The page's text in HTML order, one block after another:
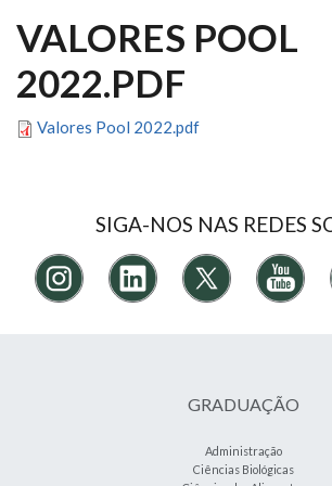
VALORES POOL
2022.PDF
Valores Pool 2022.pdf
SIGA-NOS NAS REDES
GRADUAÇÃO
Administração
Ciências Biológicas